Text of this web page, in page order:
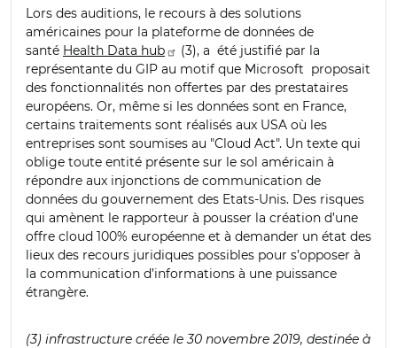
Lors des auditions, le recours à des solutions
américaines pour la plateforme de données de
santé Health Data hub
(3), a été justifié par la
représentante du GIP au motif que Microsoft proposait
des fonctionnalités non offertes par des prestataires
européens. Or, même si les données sont en France,
certains traitements sont réalisés aux USA où les
entreprises sont soumises au "Cloud Act". Un texte qui
oblige toute entité présente sur le sol américain à
répondre aux injonctions de communication de
données du gouvernement des Etats-Unis. Des risques
qui amènent le rapporteur à pousser la création d’une
offre cloud 100% européenne et à demander un état des
lieux des recours juridiques possibles pour s’opposer à
la communication d’informations à une puissance
étrangère.
(3) infrastructure créée le 30 novembre 2019, destinée à